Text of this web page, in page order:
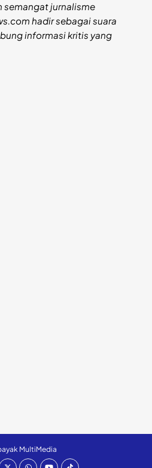
semangat jurnalisme
hadir sebagai suara
informasi kritis yang
MultiMedia